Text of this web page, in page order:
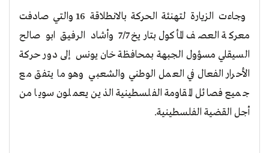
وجاءت الزيارة لتهنئة الحركة بالانطلاقة 16 والتي صادفت
معركة العصف المأكول بتاريخ 7/7 وأشاد الرفيق ابو صالح
السيقلي مسؤول الجبهة بمحافظة خان يونس إلى دور حركة
الأحرار الفعال في العمل الوطني والشعبي وهو ما يتفق مع
جميع فصائل المقاومة الفلسطينية الذين يعملون سويا من
أجل القضية الفلسطينية.